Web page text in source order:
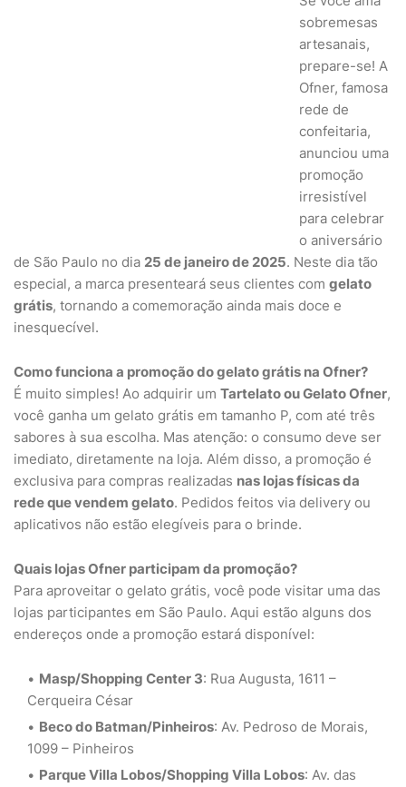
sobremesas
artesanais,
prepare-se! A
Ofner, famosa
rede de
confeitaria,
anunciou uma
promoção
irresistível
para celebrar
o aniversário
de São Paulo no dia 25 de janeiro de 2025. Neste dia tão
especial, a marca presenteará seus clientes com gelato
grátis, tornando a comemoração ainda mais doce e
inesquecível.
Como funciona a promoção do gelato grátis na Ofner?
É muito simples! Ao adquirir um Tartelato ou Gelato Ofner,
você ganha um gelato grátis em tamanho P, com até três
sabores à sua escolha. Mas atenção: o consumo deve ser
imediato, diretamente na loja. Além disso, a promoção é
exclusiva para compras realizadas nas lojas físicas da
rede que vendem gelato. Pedidos feitos via delivery ou
aplicativos não estão elegíveis para o brinde.
Quais lojas Ofner participam da promoção?
Para aproveitar o gelato grátis, você pode visitar uma das
lojas participantes em São Paulo. Aqui estão alguns dos
endereços onde a promoção estará disponível:
Masp/Shopping Center 3: Rua Augusta, 1611 –
Cerqueira César
Beco do Batman/Pinheiros: Av. Pedroso de Morais,
1099 – Pinheiros
Parque Villa Lobos/Shopping Villa Lobos: Av. das